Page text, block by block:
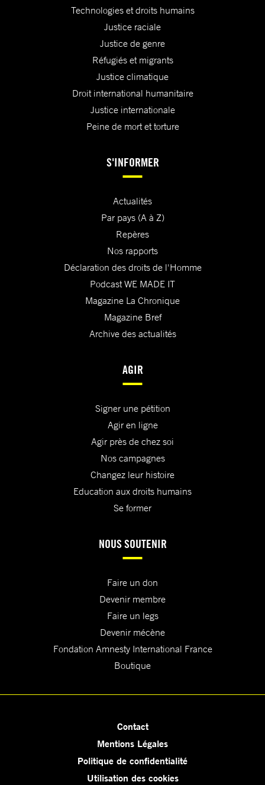
Technologies et droits humains
Justice raciale
Justice de genre
Réfugiés et migrants
Justice climatique
Droit international humanitaire
Justice internationale
Peine de mort et torture
S'INFORMER
Actualités
Par pays (A à Z)
Repères
Nos rapports
Déclaration des droits de l'Homme
Podcast WE MADE IT
Magazine La Chronique
Magazine Bref
Archive des actualités
AGIR
Signer une pétition
Agir en ligne
Agir près de chez soi
Nos campagnes
Changez leur histoire
Education aux droits humains
Se former
NOUS SOUTENIR
Faire un don
Devenir membre
Faire un legs
Devenir mécène
Fondation Amnesty International France
Boutique
Contact
Mentions Légales
Politique de confidentialité
Utilisation des cookies